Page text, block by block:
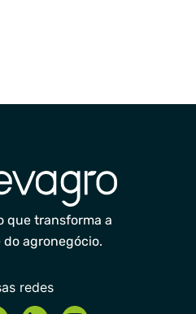
que transforma a
agronegócio.